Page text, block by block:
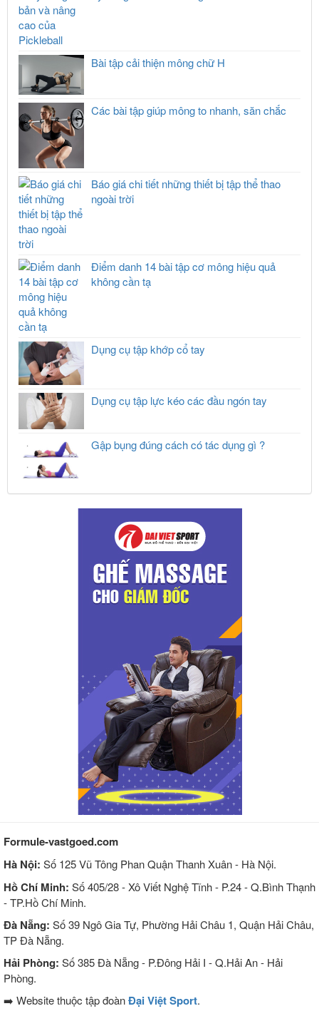
Bài tập cải thiện mông chữ H
Các bài tập giúp mông to nhanh, săn chắc
Báo giá chi tiết những thiết bị tập thể thao
ngoài trời
Điểm danh 14 bài tập cơ mông hiệu quả
không cần tạ
Dụng cụ tập khớp cổ tay
Dụng cụ tập lực kéo các đầu ngón tay
Gập bụng đúng cách có tác dụng gì ?
Formule-vastgoed.com
Hà Nội: Số 125 Vũ Tông Phan Quận Thanh Xuân - Hà Nội.
Hồ Chí Minh: Số 405/28 - Xô Viết Nghệ Tĩnh - P.24 - Q.Bình Thạnh
- TP.Hồ Chí Minh.
Đà Nẵng: Số 39 Ngô Gia Tự, Phường Hải Châu 1, Quận Hải Châu,
TP Đà Nẵng.
Hải Phòng: Số 385 Đà Nẵng - P.Đông Hải I - Q.Hải An - Hải
Phòng.
➡️ Website thuộc tập đoànĐại Việt Sport.